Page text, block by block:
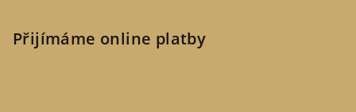
Přijímáme online platby